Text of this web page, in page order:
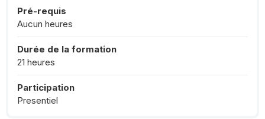
Pré-requis
Aucun heures
Durée de la formation
21 heures
Participation
Presentiel